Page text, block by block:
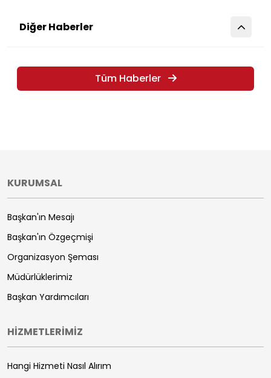
Diğer Haberler
Tüm Haberler
KURUMSAL
Başkan'ın Mesajı
Başkan'ın Özgeçmişi
Organizasyon Şeması
Müdürlüklerimiz
Başkan Yardımcıları
HİZMETLERİMİZ
Hangi Hizmeti Nasıl Alırım